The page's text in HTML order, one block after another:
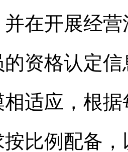
在开展经
资格认定
适应，根
比例配备